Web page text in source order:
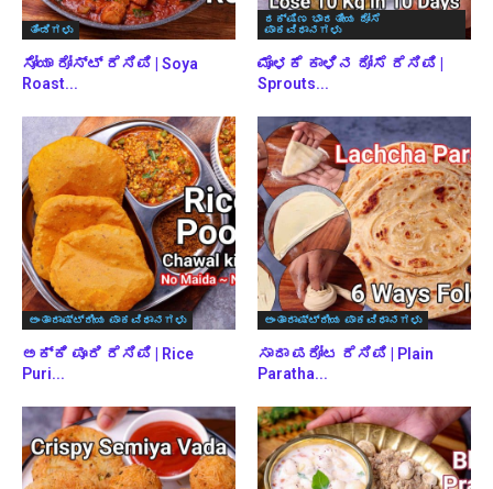
ತಿಂಡಿಗಳು
ಸೋಯಾ ರೋಸ್ಟ್ ರೆಸಿಪಿ | Soya
Roast...
ದಕ್ಷಿಣ ಭಾರತೀಯ ದೋಸೆ
ಪಾಕವಿಧಾನಗಳು
ಮೊಳಕೆ ಕಾಳಿನ ದೋಸೆ ರೆಸಿಪಿ |
Sprouts...
ಅಂತಾರಾಷ್ಟ್ರೀಯ ಪಾಕವಿಧಾನಗಳು
ಅಕ್ಕಿ ಪೂರಿ ರೆಸಿಪಿ | Rice
Puri...
ಅಂತಾರಾಷ್ಟ್ರೀಯ ಪಾಕವಿಧಾನಗಳು
ಸಾದಾ ಪರೋಟ ರೆಸಿಪಿ | Plain
Paratha...